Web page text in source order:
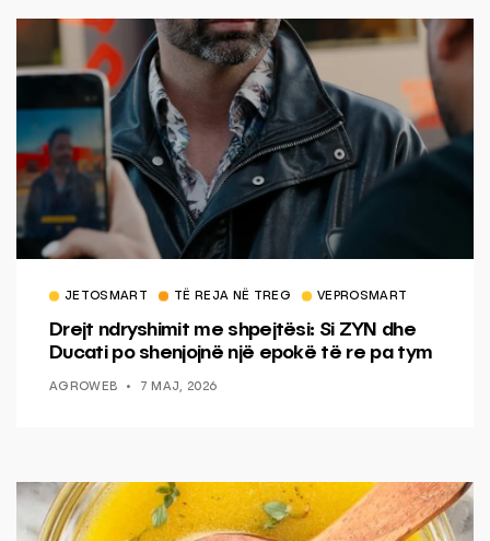
JETOSMART TË REJA NË TREG VEPROSMART
Drejt ndryshimit me shpejtësi: Si ZYN dhe
Ducati po shenjojnë një epokë të re pa tym
AGROWEB 7 MAJ, 2026